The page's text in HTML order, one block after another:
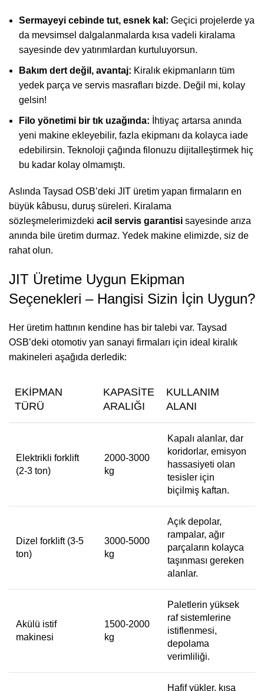
Sermayeyi cebinde tut, esnek kal: Geçici projelerde ya
da mevsimsel dalgalanmalarda kısa vadeli kiralama
sayesinde dev yatırımlardan kurtuluyorsun.
Bakım dert değil, avantaj: Kiralık ekipmanların tüm
yedek parça ve servis masrafları bizde. Değil mi, kolay
gelsin!
Filo yönetimi bir tık uzağında: İhtiyaç artarsa anında
yeni makine ekleyebilir, fazla ekipmanı da kolayca iade
edebilirsin. Teknoloji çağında filonuzu dijitalleştirmek hiç
bu kadar kolay olmamıştı.
Aslında Taysad OSB’deki JIT üretim yapan firmaların en
büyük kâbusu, duruş süreleri. Kiralama
sözleşmelerimizdeki acil servis garantisi sayesinde arıza
anında bile üretim durmaz. Yedek makine elimizde, siz de
rahat olun.
JIT Üretime Uygun Ekipman
Seçenekleri – Hangisi Sizin İçin Uygun?
Her üretim hattının kendine has bir talebi var. Taysad
OSB’deki otomotiv yan sanayi firmaları için ideal kiralık
makineleri aşağıda derledik:
EKIPMAN
TÜRÜ
KAPASITE
ARALIĞI
KULLANIM
ALANI
Elektrikli forklift
(2-3 ton)
2000-3000
kg
Kapalı alanlar, dar
koridorlar, emisyon
hassasiyeti olan
tesisler için
biçilmiş kaftan.
Dizel forklift (3-5
ton)
3000-5000
kg
Açık depolar,
rampalar, ağır
parçaların kolayca
taşınması gereken
alanlar.
Akülü istif
makinesi
1500-2000
kg
Paletlerin yüksek
raf sistemlerine
istiflenmesi,
depolama
verimliliği.
Hafif yükler, kısa